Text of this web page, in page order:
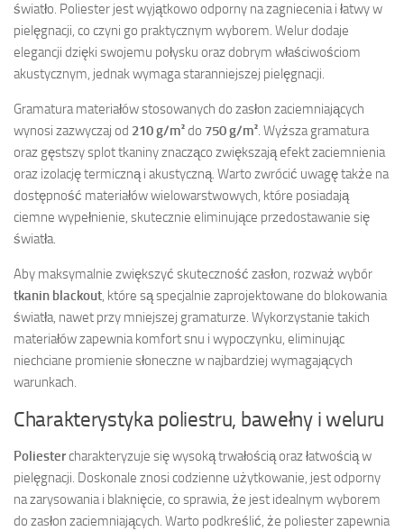
światło. Poliester jest wyjątkowo odporny na zagniecenia i łatwy w
pielęgnacji, co czyni go praktycznym wyborem. Welur dodaje
elegancji dzięki swojemu połysku oraz dobrym właściwościom
akustycznym, jednak wymaga staranniejszej pielęgnacji.
Gramatura materiałów stosowanych do zasłon zaciemniających
wynosi zazwyczaj od 210 g/m²do 750 g/m². Wyższa gramatura
oraz gęstszy splot tkaniny znacząco zwiększają efekt zaciemnienia
oraz izolację termiczną i akustyczną. Warto zwrócić uwagę także na
dostępność materiałów wielowarstwowych, które posiadają
ciemne wypełnienie, skutecznie eliminujące przedostawanie się
światła.
Aby maksymalnie zwiększyć skuteczność zasłon, rozważ wybór
tkanin blackout, które są specjalnie zaprojektowane do blokowania
światła, nawet przy mniejszej gramaturze. Wykorzystanie takich
materiałów zapewnia komfort snu i wypoczynku, eliminując
niechciane promienie słoneczne w najbardziej wymagających
warunkach.
Charakterystyka poliestru, bawełny i weluru
Poliestercharakteryzuje się wysoką trwałością oraz łatwością w
pielęgnacji. Doskonale znosi codzienne użytkowanie, jest odporny
na zarysowania i blaknięcie, co sprawia, że jest idealnym wyborem
do zasłon zaciemniających. Warto podkreślić, że poliester zapewnia